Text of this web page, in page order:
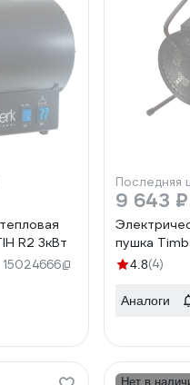
R2 3кВт
15024666
Последняя
9 643 ₽
пушка
4.8(4)
Аналоги
Нет в